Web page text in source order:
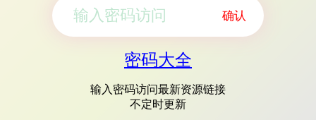
确认
密码大全
输入密码访问最新资源链接
不定时更新